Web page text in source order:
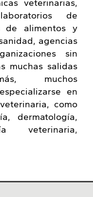
veterinarias,
de
de alimentos y
agencias
sin
muchas salidas
muchos
en
como
dermatología,
veterinaria,